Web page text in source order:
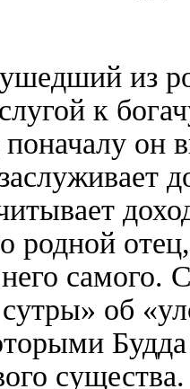
из
к
он
родной
самого.
об